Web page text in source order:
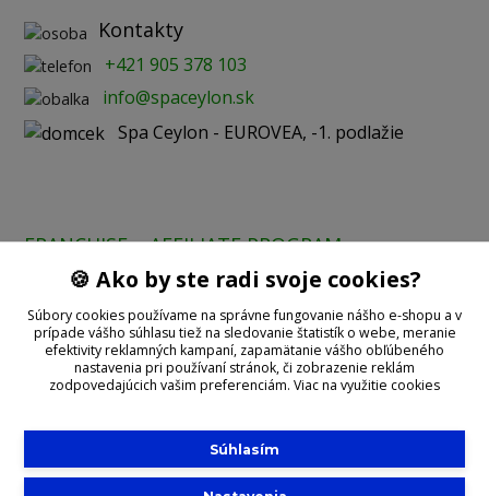
Kontakty
+421 905 378 103
info@spaceylon.sk
Spa Ceylon - EUROVEA, -1. podlažie
FRANCHISE AFFILIATE PROGRAM
Prijímame online platby:
🍪 Ako by ste radi svoje cookies?
Súbory cookies používame na správne fungovanie nášho e-shopu a v
prípade vášho súhlasu tiež na sledovanie štatistík o webe, meranie
efektivity reklamných kampaní, zapamätanie vášho obľúbeného
nastavenia pri používaní stránok, či zobrazenie reklám
zodpovedajúcich vašim preferenciám. Viac na využitie cookies
Súhlasím